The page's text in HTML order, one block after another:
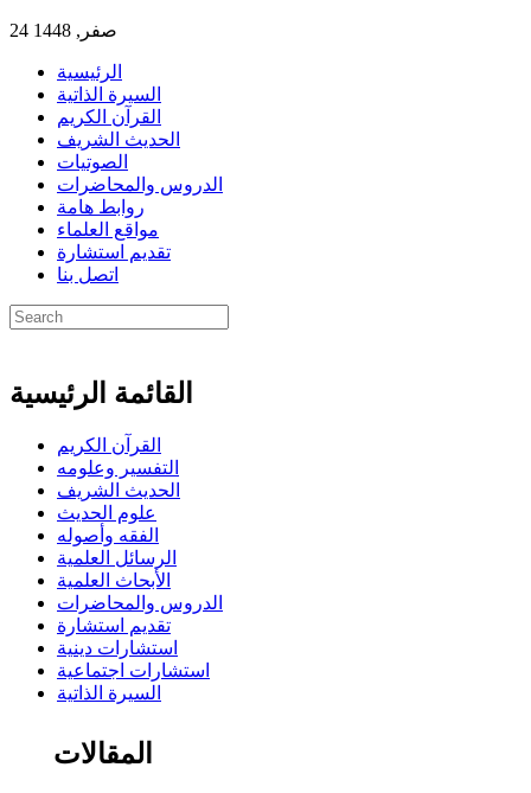
24 صفر, 1448
الرئيسية
السيرة الذاتية
القرآن الكريم
الحديث الشريف
الصوتيات
الدروس والمحاضرات
روابط هامة
مواقع العلماء
تقديم استشارة
اتصل بنا
القائمة الرئيسية
القرآن الكريم
التفسير وعلومه
الحديث الشريف
علوم الحديث
الفقه وأصوله
الرسائل العلمية
الأبحاث العلمية
الدروس والمحاضرات
تقديم استشارة
استشارات دينية
استشارات اجتماعية
السيرة الذاتية
المقالات